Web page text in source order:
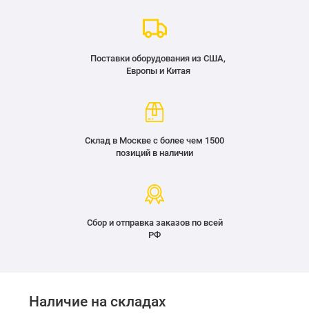
Поставки оборудования из США,
Европы и Китая
Склад в Москве с более чем 1500
позиций в наличии
Сбор и отправка заказов по всей
РФ
Наличие на складах